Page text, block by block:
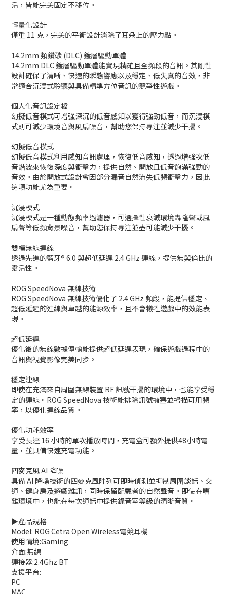
活，皆能完美固定不移位。
輕量化設計
僅重 11 克，完美的平衡設計消除了耳朵上的壓力點。
14.2mm 類鑽碳 (DLC) 鍍層驅動單體
14.2mm DLC 鍍層驅動單體能實現精確且全頻段的音訊。其剛性
設計確保了清晰、快速的瞬態響應以及穩定、低失真的音效，非
常適合沉浸式聆聽與具備精準方位音訊的競爭性遊戲。
個人化音訊設定檔
幻擬低音模式可增強深沉的低音感知以獲得強勁低音，而沉浸模
式則可減少環境音與風扇噪音，幫助您保持專注並減少干擾。
幻擬低音模式
幻擬低音模式利用感知音訊處理，恢復低音感知，透過增強次低
音諧波來恢復深度與衝擊力，提供自然、開放且低音飽滿強勁的
音效。由於開放式設計會因部分漏音自然流失低頻衝擊力，因此
這項功能尤為重要。
沉浸模式
沉浸模式是一種動態頻率過濾器，可選擇性衰減環境轟隆聲或風
扇聲等低頻背景噪音，幫助您保持專注並盡可能減少干擾。
雙模無線連線
透過先進的藍牙® 6.0 與超低延遲 2.4 GHz 連線，提供無與倫比的
靈活性。
ROG SpeedNova 無線技術
ROG SpeedNova 無線技術優化了 2.4 GHz 頻段，能提供穩定、
超低延遲的連線與卓越的能源效率，且不會犧牲遊戲中的效能表
現。
超低延遲
優化後的無線數據傳輸能提供超低延遲表現，確保遊戲過程中的
音訊與視覺影像完美同步。
穩定連線
即使在充滿來自周圍無線裝置 RF 訊號干擾的環境中，也能享受穩
定的連線。ROG SpeedNova 技術能排除訊號擁塞並掃描可用頻
率，以優化連線品質。
優化功耗效率
享受長達 16 小時的單次播放時間，充電盒可額外提供48小時電
量，並具備快速充電功能。
四麥克風 AI 降噪
具備 AI 降噪技術的四麥克風陣列可即時偵測並抑制周圍談話、交
通、健身房及遊戲雜訊，同時保留配戴者的自然聲音。即使在嘈
雜環境中，也能在每次通話中提供錄音室等級的清晰音質。
▶️產品規格
Model: ROG Cetra Open Wireless電競耳機
使用情境:Gaming
介面:無線
連接器:2.4Ghz BT
支援平台:
PC